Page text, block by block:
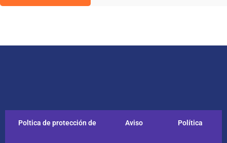
Poltica de protección de Aviso Política